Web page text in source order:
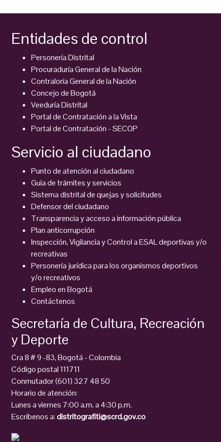
Entidades de control
Personería Distrital
Procuraduría General de la Nación
Contraloría General de la Nación
Concejo de Bogotá
Veeduría Distrital
Portal de Contratación a la Vista
Portal de Contratación - SECOP
Servicio al ciudadano
Punto de atención al ciudadano
Guia de trámites y servicios
Sistema distrital de quejas y solicitudes
Defensor del ciudadano
Transparencia y acceso a información pública
Plan anticorrupción
Inspección, Vigilancia y Control a ESAL deportivas y/o
recreativas
Personería jurídica para los organismos deportivos
y/o recreativos
Empleo en Bogotá
Contáctenos
Secretaría de Cultura, Recreación
y Deporte
Cra 8 # 9 -83, Bogotá - Colombia
Código postal 111711
Conmutador (601) 327 48 50
Horario de atención:
Lunes a viernes 7:00 a.m. a 4:30 p.m.
Escríbenos a:distritografiti@scrd.gov.co